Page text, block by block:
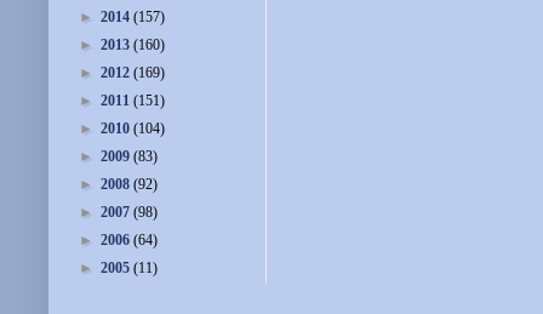
► 2014 (157)
► 2013 (160)
► 2012 (169)
► 2011 (151)
► 2010 (104)
► 2009 (83)
► 2008 (92)
► 2007 (98)
► 2006 (64)
► 2005 (11)